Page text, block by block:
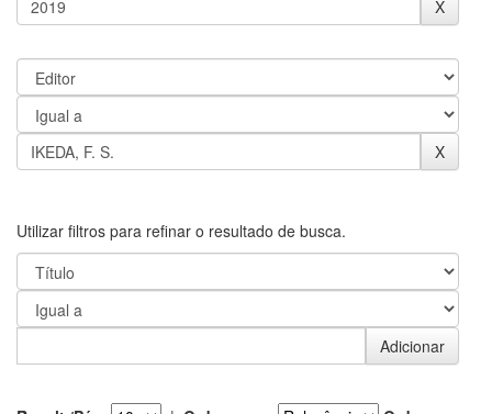
Utilizar filtros para refinar o resultado de busca.